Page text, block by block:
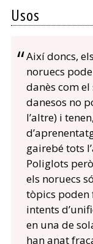
Usos
Així doncs,
noruecs
danès com
danesos no
l’altre) i
gairebé tots
Poliglots però
els noruecs
tòpics poden
intents
en una de
han anat